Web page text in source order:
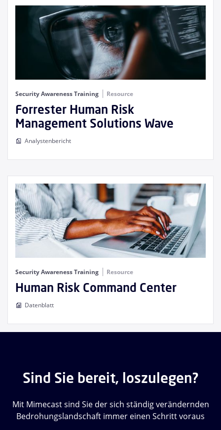
Security Awareness Training Resource
Forrester Human Risk
Management Solutions Wave
Analystenbericht
Security Awareness Training Resource
Human Risk Command Center
Datenblatt
Sind Sie bereit, loszulegen?
Mit Mimecast sind Sie der sich ständig verändernden
Bedrohungslandschaft immer einen Schritt voraus